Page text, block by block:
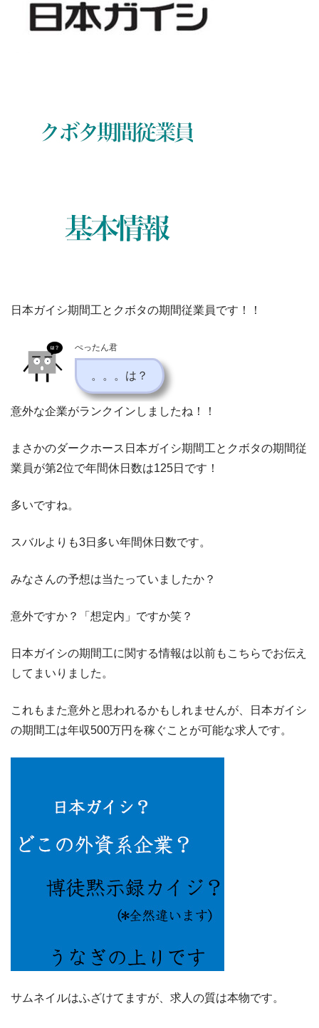
日本ガイシ期間工とクボタの期間従業員です！！
ぺったん君
。。。は？
意外な企業がランクインしましたね！！
まさかのダークホース日本ガイシ期間工とクボタの期間従
業員が第2位で年間休日数は125日です！
多いですね。
スバルよりも3日多い年間休日数です。
みなさんの予想は当たっていましたか？
意外ですか？「想定内」ですか笑？
日本ガイシの期間工に関する情報は以前もこちらでお伝え
してまいりました。
これもまた意外と思われるかもしれませんが、日本ガイシ
の期間工は年収500万円を稼ぐことが可能な求人です。
サムネイルはふざけてますが、求人の質は本物です。